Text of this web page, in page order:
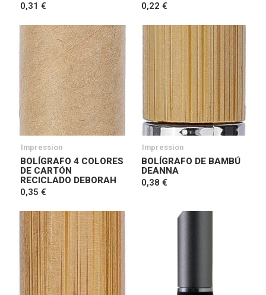
0,31 €
0,22 €
Impression
BOLÍGRAFO 4 COLORES
DE CARTÓN
RECICLADO DEBORAH
0,35 €
Impression
BOLÍGRAFO DE BAMBÚ
DEANNA
0,38 €